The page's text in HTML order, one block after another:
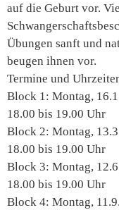
auf die Geburt vor.
Übungen sanft und
beugen ihnen vor.
Termine und
Block 1: Montag,
18.00 bis 19.00 Uhr
Block 2: Montag,
18.00 bis 19.00 Uhr
Block 3: Montag,
18.00 bis 19.00 Uhr
Block 4: Montag,